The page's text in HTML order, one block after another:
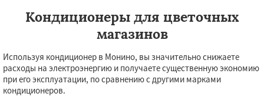
Кондиционеры для цветочных
магазинов
Используя кондиционер в Монино, вы значительно снижаете
расходы на электроэнергию и получаете существенную экономию
при его эксплуатации, по сравнению с другими марками
кондиционеров.